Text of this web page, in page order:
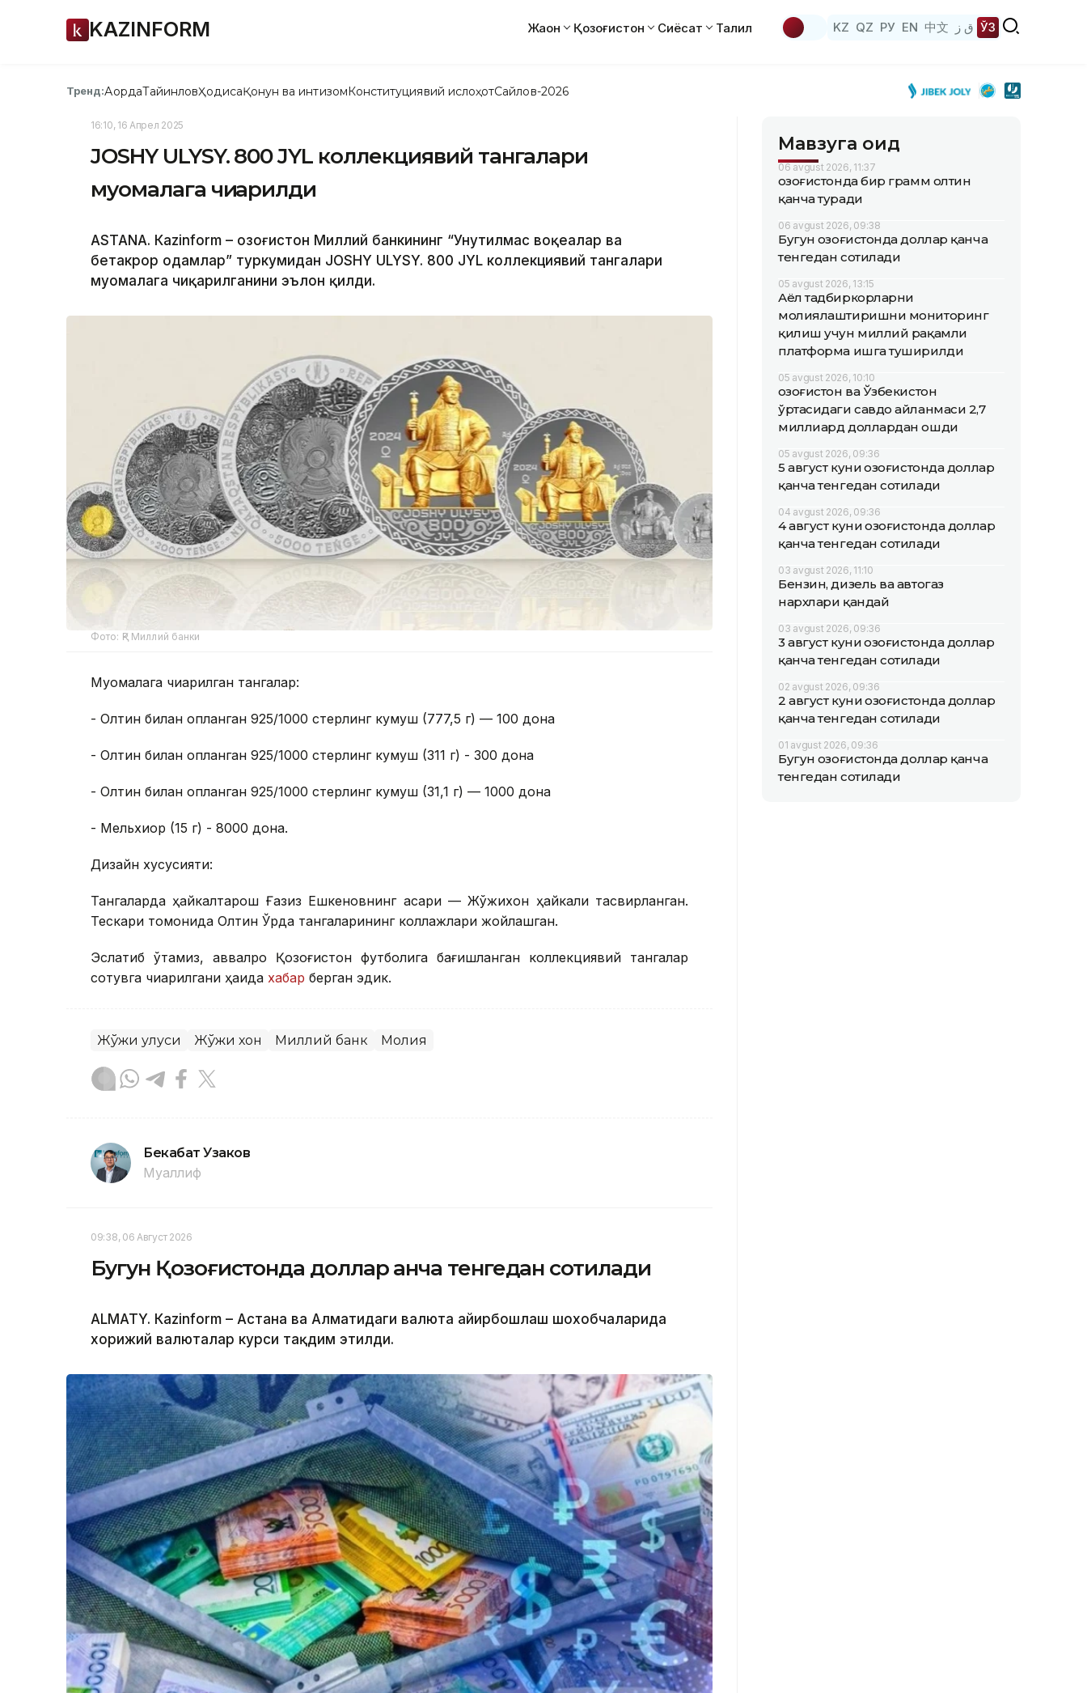
KAZINFORM Жаҳон Қозоғистон Сиёсат Таҳлил KZ QZ РУ EN 中文 ق ز ЎЗ
Тренд:АқордаТайинловҲодисаҚонун ва интизомКонституциявий ислоҳотСайлов-2026
16:10, 16 Апрел 2025
JOSHY ULYSY. 800 JYL коллекциявий тангалари
муомалага чиқарилди
ASTANА. Кazinform – Қозоғистон Миллий банкининг “Унутилмас воқеалар ва
бетакрор одамлар” туркумидан JOSHY ULYSY. 800 JYL коллекциявий тангалари
муомалага чиқарилганини эълон қилди.
Фото: ҚР Миллий банки
Муомалага чиқарилган тангалар:
- Олтин билан қопланган 925/1000 стерлинг кумуш (777,5 г) — 100 дона
- Олтин билан қопланган 925/1000 стерлинг кумуш (311 г) - 300 дона
- Олтин билан қопланган 925/1000 стерлинг кумуш (31,1 г) — 1000 дона
- Мельхиор (15 г) - 8000 дона.
Дизайн хусусияти:
Тангаларда ҳайкалтарош Ғазиз Ешкеновнинг асари — Жўжихон ҳайкали тасвирланган.
Тескари томонида Олтин Ўрда тангаларининг коллажлари жойлашган.
Эслатиб ўтамиз, аввалроқ Қозоғистон футболига бағишланган коллекциявий тангалар
сотувга чиқарилгани ҳақида хабар берган эдик.
Жўжи улуси Жўжи хон Миллий банк Молия
Бекабат Узаков
Муаллиф
09:38, 06 Август 2026
Бугун Қозоғистонда доллар қанча тенгедан сотилади
ALMATY. Кazinform – Астана ва Алматидаги валюта айирбошлаш шохобчаларида
хорижий валюталар курси тақдим этилди.
Мавзуга оид
06 avgust 2026, 11:37
Қозоғистонда бир грамм олтин
қанча туради
06 avgust 2026, 09:38
Бугун Қозоғистонда доллар қанча
тенгедан сотилади
05 avgust 2026, 13:15
Аёл тадбиркорларни
молиялаштиришни мониторинг
қилиш учун миллий рақамли
платформа ишга туширилди
05 avgust 2026, 10:10
Қозоғистон ва Ўзбекистон
ўртасидаги савдо айланмаси 2,7
миллиард доллардан ошди
05 avgust 2026, 09:36
5 август куни Қозоғистонда доллар
қанча тенгедан сотилади
04 avgust 2026, 09:36
4 август куни Қозоғистонда доллар
қанча тенгедан сотилади
03 avgust 2026, 11:10
Бензин, дизель ва автогаз
нархлари қандай
03 avgust 2026, 09:36
3 август куни Қозоғистонда доллар
қанча тенгедан сотилади
02 avgust 2026, 09:36
2 август куни Қозоғистонда доллар
қанча тенгедан сотилади
01 avgust 2026, 09:36
Бугун Қозоғистонда доллар қанча
тенгедан сотилади